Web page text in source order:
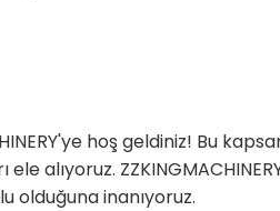
hoş geldiniz! Bu
alıyoruz.
olduğuna inanıyoruz.